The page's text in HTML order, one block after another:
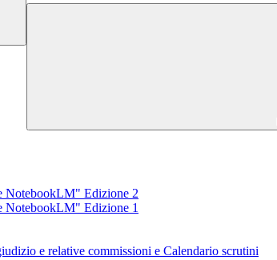
NotebookLM" Edizione 2
NotebookLM" Edizione 1
e relative commissioni e Calendario scrutini